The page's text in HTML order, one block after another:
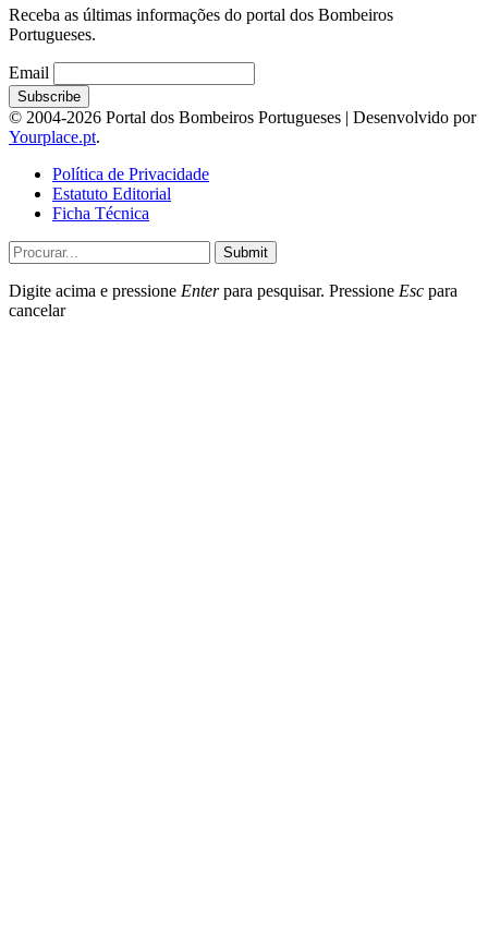
Receba as últimas informações do portal dos Bombeiros
Portugueses.
Email
© 2004-2026 Portal dos Bombeiros Portugueses | Desenvolvido por
Yourplace.pt.
Política de Privacidade
Estatuto Editorial
Ficha Técnica
Submit
Digite acima e pressione Enterpara pesquisar. Pressione Esc para
cancelar